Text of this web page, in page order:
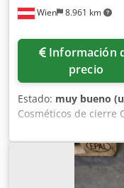
Wien 8.961 km
Información de
precio
Estado: muy bueno
Cosméticos de cierre